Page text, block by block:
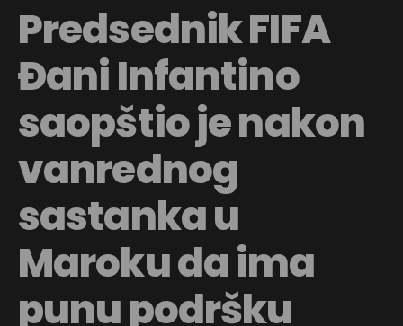
Predsednik FIFA
Đani Infantino
saopštio je nakon
vanrednog
sastanka u
Maroku da ima
punu podršku